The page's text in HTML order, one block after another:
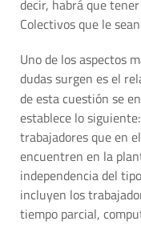
decir, habrá que
Colectivos que le
Uno de los aspectos
dudas surgen es el
de esta cuestión se
establece lo
trabajadores que en
encuentren en la
independencia del
incluyen los
tiempo parcial,